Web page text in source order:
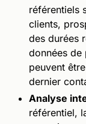
référentiels
clients,
des durées
données de
peuvent
dernier
Analyse
référentiel,